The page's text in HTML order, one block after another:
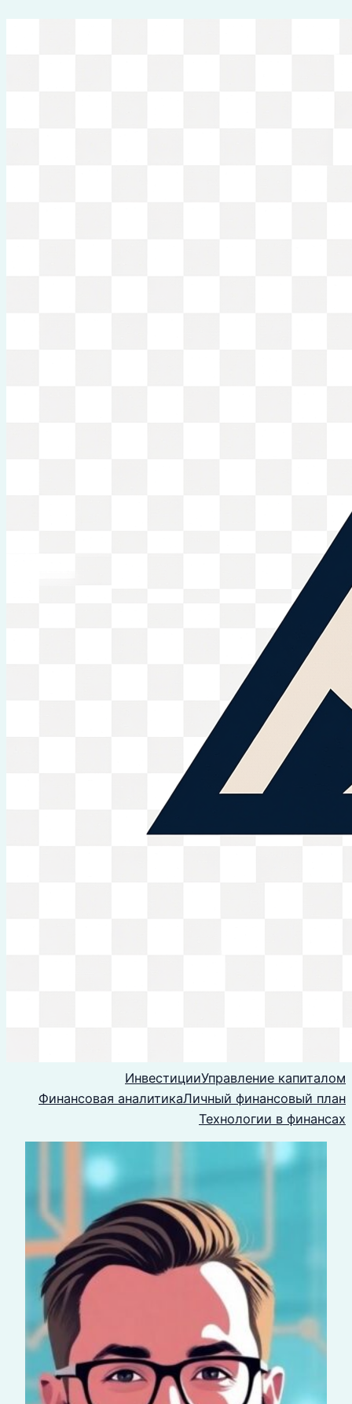
ИнвестицииУправление капиталом
Финансовая аналитикаЛичный финансовый план
Технологии в финансах